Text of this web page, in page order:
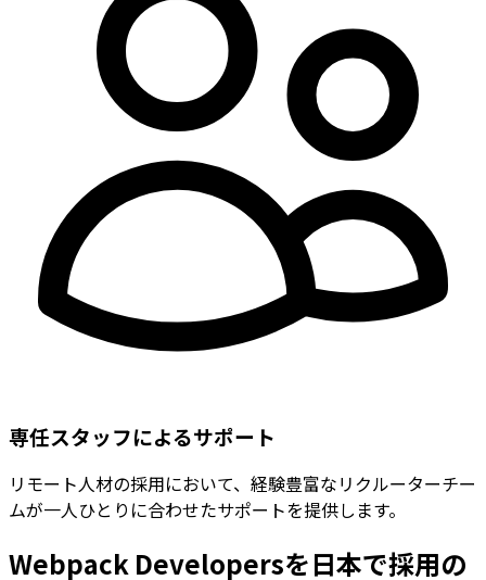
専任スタッフによるサポート
リモート人材の採用において、経験豊富なリクルーターチー
ムが一人ひとりに合わせたサポートを提供します。
Webpack Developersを日本で採用の